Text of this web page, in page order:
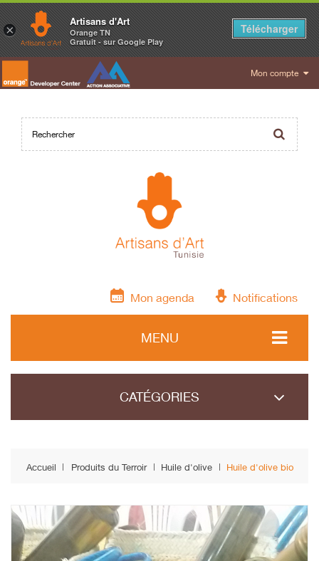
Mon compte
Mon agenda Notifications
MENU
CATÉGORIES
Accueil Produits du Terroir Huile d'olive Huile d'olive bio
×
Artisans d'Art
Orange TN
Gratuit - sur Google Play
Télécharger